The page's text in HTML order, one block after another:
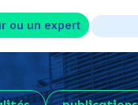
ou un expert